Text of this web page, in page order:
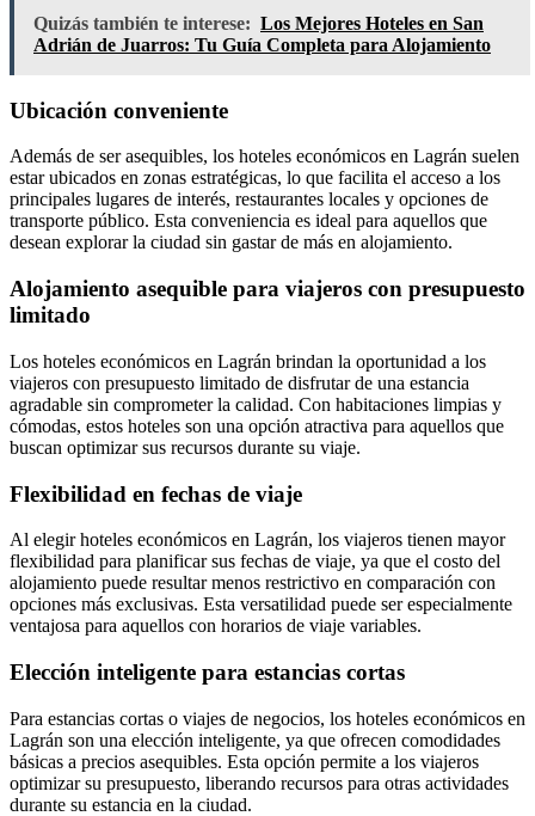
Quizás también te interese: Los Mejores Hoteles en San
Adrián de Juarros: Tu Guía Completa para Alojamiento
Ubicación conveniente
Además de ser asequibles, los hoteles económicos en Lagrán suelen
estar ubicados en zonas estratégicas, lo que facilita el acceso a los
principales lugares de interés, restaurantes locales y opciones de
transporte público. Esta conveniencia es ideal para aquellos que
desean explorar la ciudad sin gastar de más en alojamiento.
Alojamiento asequible para viajeros con presupuesto
limitado
Los hoteles económicos en Lagrán brindan la oportunidad a los
viajeros con presupuesto limitado de disfrutar de una estancia
agradable sin comprometer la calidad. Con habitaciones limpias y
cómodas, estos hoteles son una opción atractiva para aquellos que
buscan optimizar sus recursos durante su viaje.
Flexibilidad en fechas de viaje
Al elegir hoteles económicos en Lagrán, los viajeros tienen mayor
flexibilidad para planificar sus fechas de viaje, ya que el costo del
alojamiento puede resultar menos restrictivo en comparación con
opciones más exclusivas. Esta versatilidad puede ser especialmente
ventajosa para aquellos con horarios de viaje variables.
Elección inteligente para estancias cortas
Para estancias cortas o viajes de negocios, los hoteles económicos en
Lagrán son una elección inteligente, ya que ofrecen comodidades
básicas a precios asequibles. Esta opción permite a los viajeros
optimizar su presupuesto, liberando recursos para otras actividades
durante su estancia en la ciudad.